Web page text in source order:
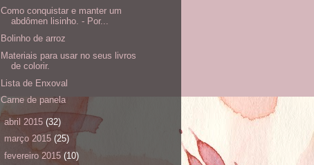
Como conquistar e manter um
abdômen lisinho. - Por...
Bolinho de arroz
Materiais para usar no seus livros
de colorir.
Lista de Enxoval
Carne de panela
abril 2015 (32)
março 2015 (25)
fevereiro 2015 (10)